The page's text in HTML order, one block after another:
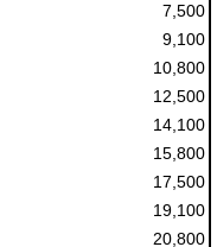
7,500
9,100
10,800
12,500
14,100
15,800
17,500
19,100
20,800